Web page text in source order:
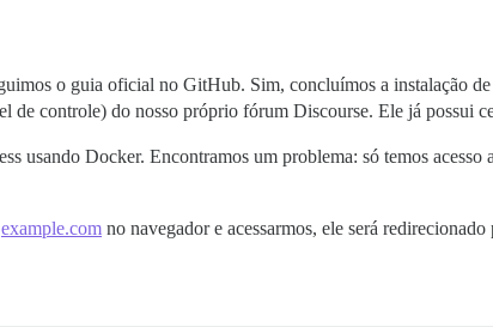
o guia oficial no GitHub. Sim, concluímos a instalação de
de controle) do nosso próprio fórum Discourse. Ele já possui
usando Docker. Encontramos um problema: só temos
example.com no navegador e acessarmos, ele será